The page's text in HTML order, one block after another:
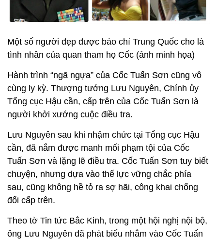
Một số người đẹp được báo chí Trung Quốc cho là
tình nhân của quan tham họ Cốc (ảnh minh họa)
Hành trình “ngã ngựa” của Cốc Tuấn Sơn cũng vô
cùng ly kỳ. Thượng tướng Lưu Nguyên, Chính ủy
Tổng cục Hậu cần, cấp trên của Cốc Tuấn Sơn là
người khởi xướng cuộc điều tra.
Lưu Nguyên sau khi nhậm chức tại Tổng cục Hậu
cần, đã nắm được manh mối phạm tội của Cốc
Tuấn Sơn và lặng lẽ điều tra. Cốc Tuấn Sơn tuy biết
chuyện, nhưng dựa vào thế lực vững chắc phía
sau, cũng không hề tỏ ra sợ hãi, công khai chống
đối cấp trên.
Theo tờ Tin tức Bắc Kinh, trong một hội nghị nội bộ,
ông Lưu Nguyên đã phát biểu nhắm vào Cốc Tuấn